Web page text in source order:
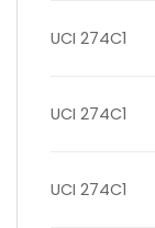
UCI 274C1
UCI 274C1
UCI 274C1